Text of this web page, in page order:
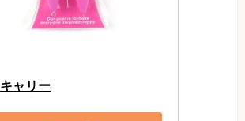
ャリー